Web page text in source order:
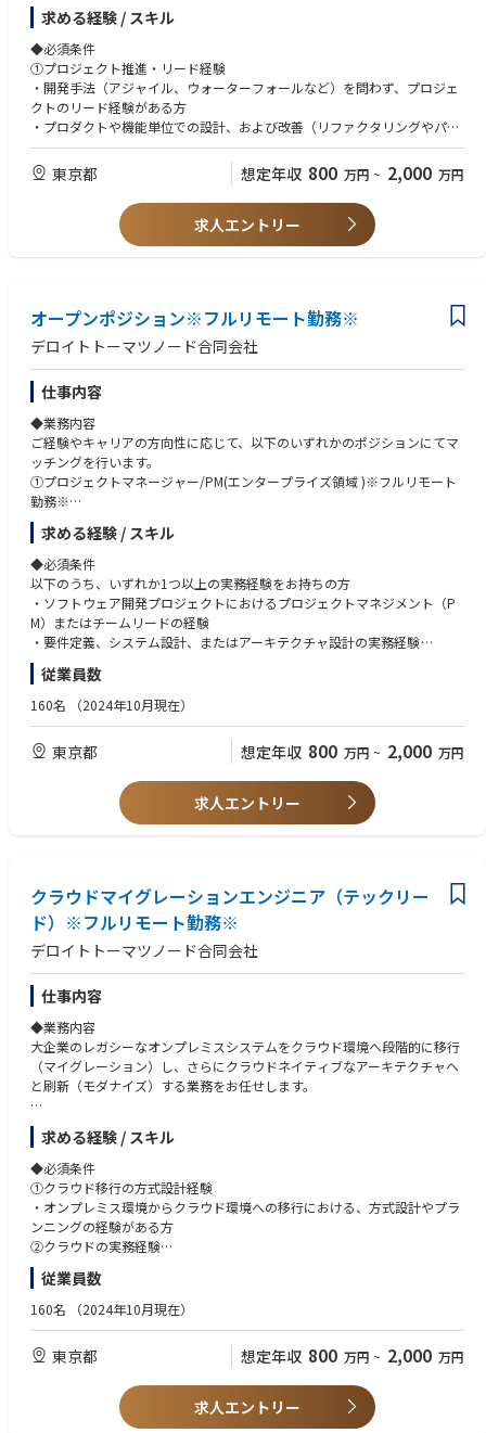
具体的な業務：
①開発実務・品質向上：
設計・開発（コーディング）に加え、コードレビュー、パフォーマンスチ
ューニング等によるプロダクト品質の担保
②チームマネジメント・育成：
タスク分解、実行計画の策定、進捗・品質管理、メンバーへの技術サポー
トや教育
チーム運営の改善、開発環境の整備による開発効率の最大化
④ビジネスサイドとの連携：
プロダクトマネージャーやビジネスサイドのメンバーとコミュニケーショ
ンを取り、適切な技術方針を策定
るクラウドサービス基盤の設計
・自動車業界クライアント向け：車両から発信される情報を集約、管理、
活用するグローバル基盤構築
・自動車業界クライアント向け：車両から発信されるデータの蓄積と再利
用のためのDB基盤構築
・電気通信事業クライアント向け：デジタルマーケティングシステムにお
けるAPIリアルタイム連携構築
・小売業クライアント向け：オンプレミスのクラウド移行
・電気ガス事業クライアント向け：生成AIアプリケーション（RAG/AIエー
ジェント）のプロトタイプ、本番開発におけるRAGチューニング・評価な
ど対応
・デジタル通貨のパイロット実験のアドバイザリー
◆取り扱うソリューション
ビジネスのスピードに合わせ、モダンな開発環境を採用しています。
開発手法： アジャイル（スクラム開発）
※クライアントや案件属性によって変更あり。
Cloud:
・AWS,Azure,Google Cloud,OCI
AI/ML:
・AWS Bedrock,SageMaker,Knowledge Base for Amazon Bedrock etc
・Azure AI Foundry,OpenAI Service,Machine Learning,AI Search, Prompt
・Google Cloud Vertex AI,Agent Engine,Vertex AI Search,Gemini Enterpris
・AWS Redshift / Athena,Glue,Kinesis Data Analytics,EMR,Kinesis + SNS/S
QS,Glue Studio etc
・Azure Synapse Analytics,Data Factory,Synapse Pipelines,HDInsight,Eve
nt Hubs,Data Factory etc
・Google Cloud BigQuery,Pub/Sub,★Dataplex,Dataflow etc
・Databricks,Snowflake
ローコード/ノーコード：
・Power Automate /Power Apps,UiPath,Blueprism,AutomationAnywher
e
・Dify,Gemini Enterprise,MS Copilot Studio
EMTech：
プログラミング言語/FW：
・Python,Java,TypeScript,Node.js
・Flask,FastAPI,SpringBoot,React,Next.js,Vue.js,Nuxt.js
・LangChain/LangGraph,MLflow
・★MicrosoftAgentFramework,★SemanticKernel,AutoGen
・★MCP,★MCPPythonSDK,★FastMCP,★ROS2
・★A2A,★AP2
laC/CI：
・Terraform,CloudFormation,Ansible
・GitHubActions,AWSCodePipeline,AzureDevOps,Jenkins
求める経験 / スキル
◆必須条件
①プロジェクト推進・リード経験
・開発手法（アジャイル、ウォーターフォールなど）を問わず、プロジェ
クトのリード経験がある方
・プロダクトや機能単位での設計、および改善（リファクタリングやパフ
ォーマンス向上など）に関与した経験
②上流工程・アーキテクチャの経験
要件定義、技術選定、アーキテクチャ設計の実務経験
③Webアプリケーションの開発経験
・Webアプリケーション開発におけるリード経験（バックエンド、フロン
トエンドのどちらか強みがある領域での経験があれば可）
・AWSなどのクラウドを用いたサーバーレスアプリケーションの開発経験
・マイクロサービス（Microservices）の実装経験
・生成AI（LLM等）を用いたシステムの開発経験
・Web3関連の知識（ブロックチェーン等）
②チーム・組織のマネジメント経験
・開発プロジェクトにおけるチームリードや、メンバーの育成・技術サポ
ート経験
③大規模・高難度なシステムの経験
・大規模システムや、高可用性（止まらないシステム）が求められる環境
での開発・運用保守の経験
東京都 想定年収 800 万円 ~ 2,000 万円
求人エントリー
オープンポジション※フルリモート勤務※
デロイトトーマツノード合同会社
仕事内容
◆業務内容
ご経験やキャリアの方向性に応じて、以下のいずれかのポジションにてマ
ッチングを行います。
①プロジェクトマネージャー/PM(エンタープライズ領域 )※フルリモート
勤務※
②プロジェクトマネージャー/PM(AI、データ基盤領域)※フルリモート勤務
※
③プロダクトエンジニア（テックリード）※フルリモート勤務※
④AI・データ基盤領域プロダクトエンジニア（テックリード）※フルリモ
ート勤務※
⑤クラウドマイグレーションエンジニア（テックリード）※フルリモート
勤務※
◆案件事例：※本求人だけではなくD.Nodeでの過去案件を一部記載させ
ていただきます※
・自動車業界クライアント向け：複数システムのデータを一元的に連携す
るクラウドサービス基盤の設計
活用するグローバル基盤構築
・自動車業界クライアント向け：車両から発信されるデータの蓄積と再利
・小売業クライアント向け：オンプレミスのクラウド移行
・電気ガス事業クライアント向け：生成AIアプリケーション（RAG/AIエー
ジェント）のプロトタイプ、本番開発におけるRAGチューニング・評価な
ど対応
・デジタル通貨のパイロット実験のアドバイザリー
◆このポジションの魅力（業務の魅力）
①「Biz（ビジネス）× Tech（技術）」を体現する、最上流からのコミッ
ト：
実装フェーズだけでなく、テクノロジーのプロとして顧客の課題ヒアリン
グや抽出段階から深くコミットできます。顧客に最も近いポジションで、
自分の技術がどうビジネスに直結するかを実感できます。
②デロイトグループの総合力を活かした「End to End」の経験：
DTCグループの他部門（戦略・業界特化コンサルタントなど）と密に連携
するため、多様な業界・業種の最上流戦略から実装までを一気通貫で経験
可能。技術一辺倒に留まらない、ビジネス視点を持った市場価値の高いエ
ンジニアへと成長できます。
③テックリードとして「技術」と「組織」を育てる面白さ：
プロダクトの成長に合わせた柔軟な技術選定やアーキテクチャ設計に裁量
を持てるほか、チームビルディングやメンバー育成、開発環境の整備な
ど、組織づくりにも深く関わることができます。
◆取り扱うソリューション
ビジネスのスピードに合わせ、モダンな開発環境を採用しています。
開発手法： アジャイル（スクラム開発）
求める経験 / スキル
◆必須条件
以下のうち、いずれか1つ以上の実務経験をお持ちの方
・ソフトウェア開発プロジェクトにおけるプロジェクトマネジメント（P
M）またはチームリードの経験
・要件定義、システム設計、またはアーキテクチャ設計の実務経験
・パブリッククラウド（AWS、Azure、Google Cloudのいずれか）を用い
たインフラの設計・構築・運用経験
・オープン系言語（Java、Python、TypeScript、PHPなど）を用いたWe
・開発手法（アジャイル開発またはウォーターフォール開発）を用いたプ
ロジェクトへの参画経験
従業員数
160名 （2024年10月現在）
東京都 想定年収 800 万円 ~ 2,000 万円
求人エントリー
クラウドマイグレーションエンジニア（テックリー
ド）※フルリモート勤務※
デロイトトーマツノード合同会社
仕事内容
◆業務内容
大企業のレガシーなオンプレミスシステムをクラウド環境へ段階的に移行
（マイグレーション）し、さらにクラウドネイティブなアーキテクチャへ
と刷新（モダナイズ）する業務をお任せします。
具体的な業務：
①現行システムの分析と移行戦略の策定（最上流）：
・レガシーシステム（オープン系、メインフレーム等）のソースコードや
現行アーキテクチャの分析・設計の紐解き
・ビジネスの継続性を担保した、段階的かつ最適なマイグレーションプラ
ン（移行計画）の策定
②クラウド化・モダナイズに向けた要件定義・方式設計：
た方式設計
・クラウドネイティブ（マイクロサービス、サーバーレス等）を見据えた
次世代システムアーキテクチャの設計
③マイグレーションの実行・テスト・検証：
・クラウド上でのインフラ環境構築、データの移行、およびアプリケーシ
・移行フェーズにおける各種テスト・検証の計画と実行
④クラウド環境での開発・継続的な運用改善
求める経験 / スキル
◆必須条件
①クラウド移行の方式設計経験
・オンプレミス環境からクラウド環境への移行における、方式設計やプラ
ンニングの経験がある方
②クラウドの実務経験
・システムアーキテクチャ設計の経験（外す）
・クラウドインフラの設計、構築、運用の実務経験（AWS、Azure、Goog
le Cloudのうち1つ以上で可）
◆歓迎条件
①アプリケーション・レガシー領域の経験
・オープン系技術によるアプリケーション設計・開発経験（Java、Pytho
・レガシーシステムの分析、設計、開発経験
従業員数
160名 （2024年10月現在）
東京都 想定年収 800 万円 ~ 2,000 万円
求人エントリー